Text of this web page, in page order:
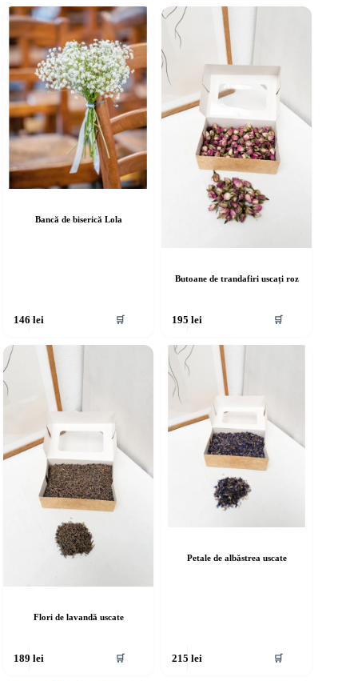
Bancă de biserică Lola
146lei 🛒
Butoane de trandafiri uscați roz
195lei 🛒
Flori de lavandă uscate
189lei 🛒
Petale de albăstrea uscate
215lei 🛒